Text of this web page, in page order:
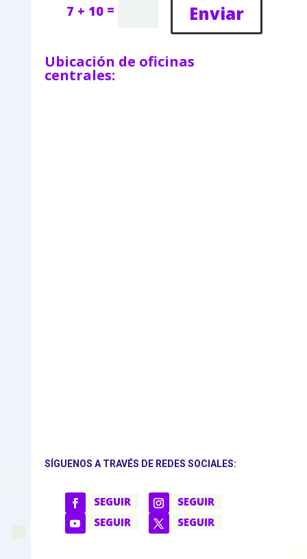
7 + 10 = Enviar
Ubicación de oficinas
centrales:
SÍGUENOS A TRAVÉS DE REDES SOCIALES:
SEGUIR
SEGUIR
SEGUIR
SEGUIR